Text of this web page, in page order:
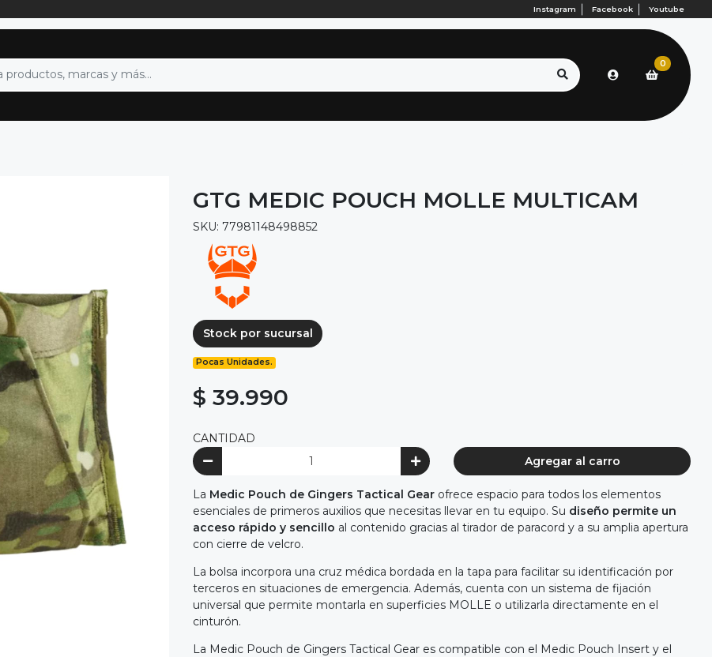
Instagram Facebook Youtube
0
GTG MEDIC POUCH MOLLE MULTICAM
SKU: 77981148498852
Stock por sucursal
Pocas Unidades.
$ 39.990
CANTIDAD
Agregar al carro
La Medic Pouch de Gingers Tactical Gear ofrece espacio para todos los elementos
esenciales de primeros auxilios que necesitas llevar en tu equipo. Su diseño permite un
acceso rápido y sencillo al contenido gracias al tirador de paracord y a su amplia apertura
con cierre de velcro.
La bolsa incorpora una cruz médica bordada en la tapa para facilitar su identificación por
terceros en situaciones de emergencia. Además, cuenta con un sistema de fijación
universal que permite montarla en superficies MOLLE o utilizarla directamente en el
cinturón.
La Medic Pouch de Gingers Tactical Gear es compatible con el Medic Pouch Insert y el